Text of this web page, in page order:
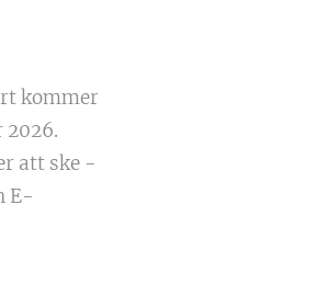
kommer
att ske -
E-